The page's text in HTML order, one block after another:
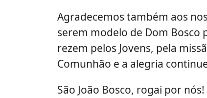
Agradecemos também aos
serem modelo de Dom Bosco
rezem pelos Jovens, pela
Comunhão e a alegria
São João Bosco, rogai por nós!